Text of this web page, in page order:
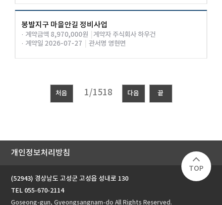
봉발지구 마을안길 정비사업
· 계약금액 8,970,000원
계약자 주식회사 하우건
· 계약일 2026-07-27
관서명 영현면
처음 다음 끝
개인정보처리방침
TOP
(52943) 경상남도 고성군 고성읍 성내로 130
TEL 055-670-2114
Goseong-gun, Gyeongsangnam-do All Rights Reserved.